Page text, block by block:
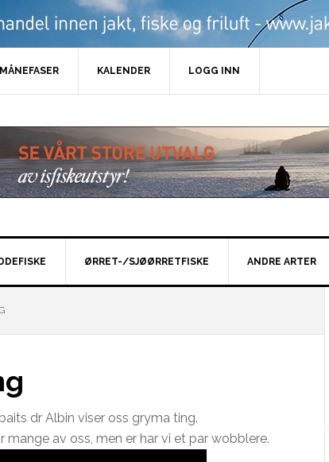
MÅNEFASER KALENDER LOGG INN
ØRRET-/SJØØRRETFISKE ANDRE ARTER
dr Albin viser oss gryma ting.
av oss, men er har vi et par wobblere.